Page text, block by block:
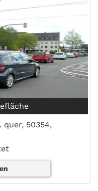
quer, 50354,